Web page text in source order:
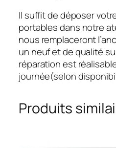
Il suffit de déposer
portables dans notre
nous remplaceront
un neuf et de qualité
réparation est
journée(selon
Produits